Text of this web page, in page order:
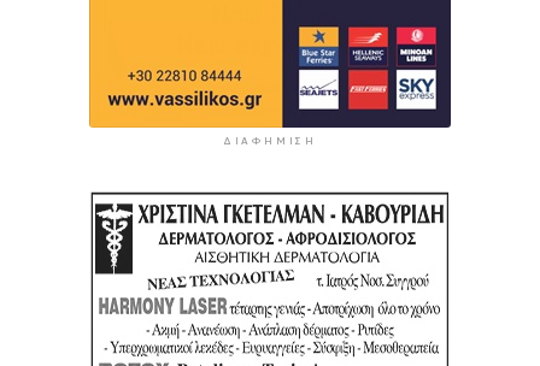
ΔΙΑΦΉΜΙΣΗ